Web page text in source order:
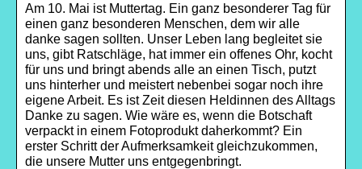
Am 10. Mai ist Muttertag. Ein ganz besonderer Tag für
einen ganz besonderen Menschen, dem wir alle
danke sagen sollten. Unser Leben lang begleitet sie
uns, gibt Ratschläge, hat immer ein offenes Ohr, kocht
für uns und bringt abends alle an einen Tisch, putzt
uns hinterher und meistert nebenbei sogar noch ihre
eigene Arbeit. Es ist Zeit diesen Heldinnen des Alltags
Danke zu sagen. Wie wäre es, wenn die Botschaft
verpackt in einem Fotoprodukt daherkommt? Ein
erster Schritt der Aufmerksamkeit gleichzukommen,
die unsere Mutter uns entgegenbringt.